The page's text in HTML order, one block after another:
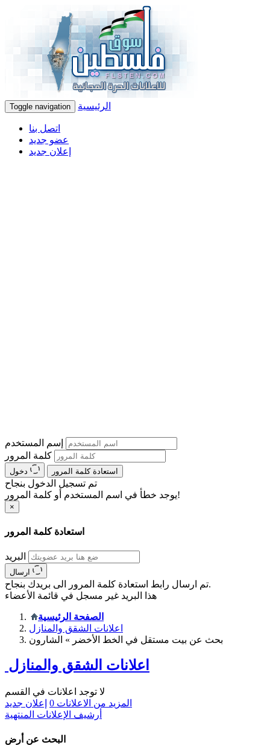
Toggle navigation الرئيسية
اتصل بنا
عضو جديد
إعلان جديد
إسم المستخدم
كلمة المرور
استعادة كلمة المرور
تم تسجيل الدخول بنجاح
يوجد خطأ في اسم المستخدم أو كلمة المرور!
×
استعادة كلمة المرور
البريد
تم ارسال رابط استعادة كلمة المرور الى بريدك بنجاح.
هذا البريد غير مسجل في قائمة الأعضاء
الصفحة الرئيسية
اعلانات الشقق والمنازل
بحث عن بيت مستقل في الخط الأخضر » الشارون
اعلانات الشقق والمنازل
لا توجد اعلانات في القسم
المزيد من الاعلانات 0 إعلان جديد
أرشيف الإعلانات المنتهية
البحث عن أرض